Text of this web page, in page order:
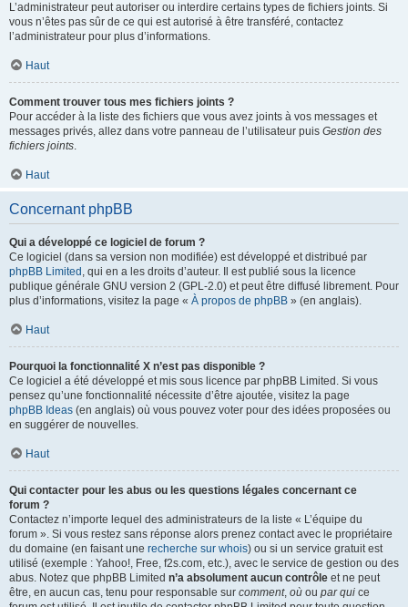
L’administrateur peut autoriser ou interdire certains types de fichiers joints. Si
vous n’êtes pas sûr de ce qui est autorisé à être transféré, contactez
l’administrateur pour plus d’informations.
Haut
Comment trouver tous mes fichiers joints ?
Pour accéder à la liste des fichiers que vous avez joints à vos messages et
messages privés, allez dans votre panneau de l’utilisateur puis Gestion des
fichiers joints.
Haut
Concernant phpBB
Qui a développé ce logiciel de forum ?
Ce logiciel (dans sa version non modifiée) est développé et distribué par
phpBB Limited , qui en a les droits d’auteur. Il est publié sous la licence
publique générale GNU version 2 (GPL-2.0) et peut être diffusé librement. Pour
plus d’informations, visitez la page « À propos de phpBB » (en anglais).
Haut
Pourquoi la fonctionnalité X n’est pas disponible ?
Ce logiciel a été développé et mis sous licence par phpBB Limited. Si vous
pensez qu’une fonctionnalité nécessite d’être ajoutée, visitez la page
phpBB Ideas (en anglais) où vous pouvez voter pour des idées proposées ou
en suggérer de nouvelles.
Haut
Qui contacter pour les abus ou les questions légales concernant ce
forum ?
Contactez n’importe lequel des administrateurs de la liste « L’équipe du
forum ». Si vous restez sans réponse alors prenez contact avec le propriétaire
du domaine (en faisant une recherche sur whois) ou si un service gratuit est
utilisé (exemple : Yahoo!, Free, f2s.com, etc.), avec le service de gestion ou des
abus. Notez que phpBB Limited n’a absolument aucun contrôle et ne peut
être, en aucun cas, tenu pour responsable sur comment, où ou par qui ce